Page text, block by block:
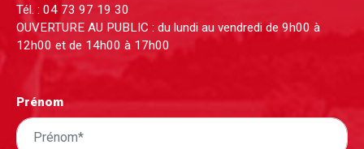
Tél. : 04 73 97 19 30
OUVERTURE AU PUBLIC : du lundi au vendredi de 9h00 à
12h00 et de 14h00 à 17h00
Prénom